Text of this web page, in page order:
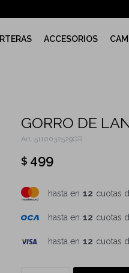
ACCESORIOS
GORRO DE
5110032529GR
$ 499
hasta en 12 cuotas
hasta en 12 cuotas
hasta en 12 cuotas